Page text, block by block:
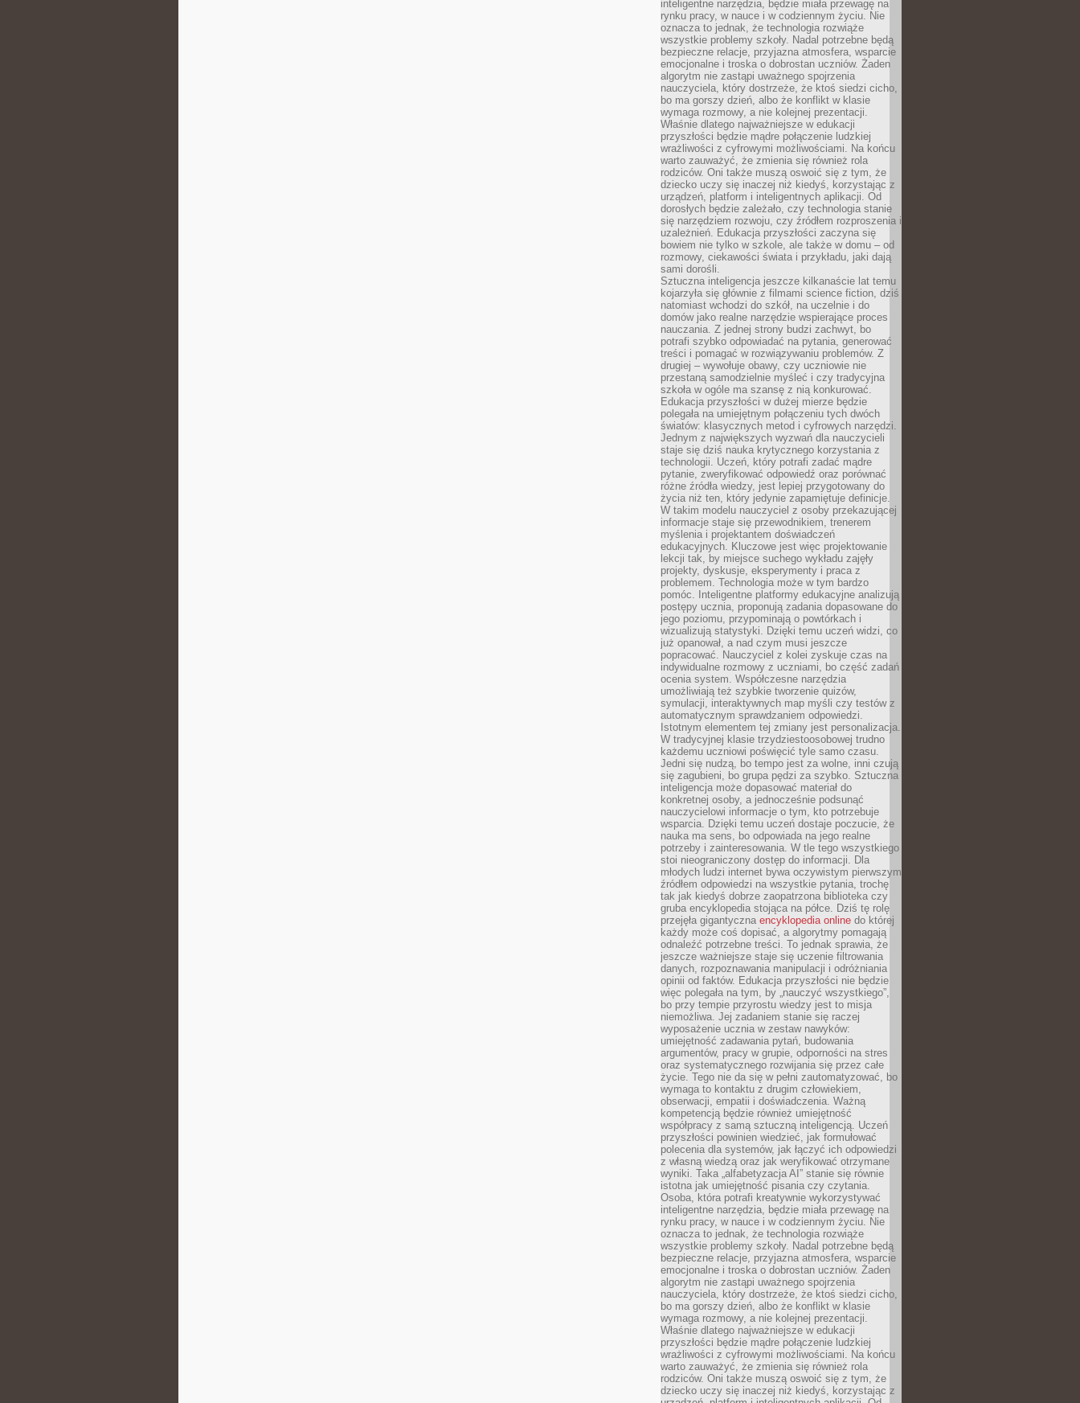
inteligentne narzędzia, będzie miała przewagę na
rynku pracy, w nauce i w codziennym życiu. Nie
oznacza to jednak, że technologia rozwiąże
wszystkie problemy szkoły. Nadal potrzebne będą
bezpieczne relacje, przyjazna atmosfera, wsparcie
emocjonalne i troska o dobrostan uczniów. Żaden
algorytm nie zastąpi uważnego spojrzenia
nauczyciela, który dostrzeże, że ktoś siedzi cicho,
bo ma gorszy dzień, albo że konflikt w klasie
wymaga rozmowy, a nie kolejnej prezentacji.
Właśnie dlatego najważniejsze w edukacji
przyszłości będzie mądre połączenie ludzkiej
wrażliwości z cyfrowymi możliwościami. Na końcu
warto zauważyć, że zmienia się również rola
rodziców. Oni także muszą oswoić się z tym, że
dziecko uczy się inaczej niż kiedyś, korzystając z
urządzeń, platform i inteligentnych aplikacji. Od
dorosłych będzie zależało, czy technologia stanie
się narzędziem rozwoju, czy źródłem rozproszenia i
uzależnień. Edukacja przyszłości zaczyna się
bowiem nie tylko w szkole, ale także w domu – od
rozmowy, ciekawości świata i przykładu, jaki dają
sami dorośli.
Sztuczna inteligencja jeszcze kilkanaście lat temu
kojarzyła się głównie z filmami science fiction, dziś
natomiast wchodzi do szkół, na uczelnie i do
domów jako realne narzędzie wspierające proces
nauczania. Z jednej strony budzi zachwyt, bo
potrafi szybko odpowiadać na pytania, generować
treści i pomagać w rozwiązywaniu problemów. Z
drugiej – wywołuje obawy, czy uczniowie nie
przestaną samodzielnie myśleć i czy tradycyjna
szkoła w ogóle ma szansę z nią konkurować.
Edukacja przyszłości w dużej mierze będzie
polegała na umiejętnym połączeniu tych dwóch
światów: klasycznych metod i cyfrowych narzędzi.
Jednym z największych wyzwań dla nauczycieli
staje się dziś nauka krytycznego korzystania z
technologii. Uczeń, który potrafi zadać mądre
pytanie, zweryfikować odpowiedź oraz porównać
różne źródła wiedzy, jest lepiej przygotowany do
życia niż ten, który jedynie zapamiętuje definicje.
W takim modelu nauczyciel z osoby przekazującej
informacje staje się przewodnikiem, trenerem
myślenia i projektantem doświadczeń
edukacyjnych. Kluczowe jest więc projektowanie
lekcji tak, by miejsce suchego wykładu zajęły
projekty, dyskusje, eksperymenty i praca z
problemem. Technologia może w tym bardzo
pomóc. Inteligentne platformy edukacyjne analizują
postępy ucznia, proponują zadania dopasowane do
jego poziomu, przypominają o powtórkach i
wizualizują statystyki. Dzięki temu uczeń widzi, co
już opanował, a nad czym musi jeszcze
popracować. Nauczyciel z kolei zyskuje czas na
indywidualne rozmowy z uczniami, bo część zadań
ocenia system. Współczesne narzędzia
umożliwiają też szybkie tworzenie quizów,
symulacji, interaktywnych map myśli czy testów z
automatycznym sprawdzaniem odpowiedzi.
Istotnym elementem tej zmiany jest personalizacja.
W tradycyjnej klasie trzydziestoosobowej trudno
każdemu uczniowi poświęcić tyle samo czasu.
Jedni się nudzą, bo tempo jest za wolne, inni czują
się zagubieni, bo grupa pędzi za szybko. Sztuczna
inteligencja może dopasować materiał do
konkretnej osoby, a jednocześnie podsunąć
nauczycielowi informacje o tym, kto potrzebuje
wsparcia. Dzięki temu uczeń dostaje poczucie, że
nauka ma sens, bo odpowiada na jego realne
potrzeby i zainteresowania. W tle tego wszystkiego
stoi nieograniczony dostęp do informacji. Dla
młodych ludzi internet bywa oczywistym pierwszym
źródłem odpowiedzi na wszystkie pytania, trochę
tak jak kiedyś dobrze zaopatrzona biblioteka czy
gruba encyklopedia stojąca na półce. Dziś tę rolę
przejęła gigantyczna encyklopedia online do której
każdy może coś dopisać, a algorytmy pomagają
odnaleźć potrzebne treści. To jednak sprawia, że
jeszcze ważniejsze staje się uczenie filtrowania
danych, rozpoznawania manipulacji i odróżniania
opinii od faktów. Edukacja przyszłości nie będzie
więc polegała na tym, by „nauczyć wszystkiego”,
bo przy tempie przyrostu wiedzy jest to misja
niemożliwa. Jej zadaniem stanie się raczej
wyposażenie ucznia w zestaw nawyków:
umiejętność zadawania pytań, budowania
argumentów, pracy w grupie, odporności na stres
oraz systematycznego rozwijania się przez całe
życie. Tego nie da się w pełni zautomatyzować, bo
wymaga to kontaktu z drugim człowiekiem,
obserwacji, empatii i doświadczenia. Ważną
kompetencją będzie również umiejętność
współpracy z samą sztuczną inteligencją. Uczeń
przyszłości powinien wiedzieć, jak formułować
polecenia dla systemów, jak łączyć ich odpowiedzi
z własną wiedzą oraz jak weryfikować otrzymane
wyniki. Taka „alfabetyzacja AI” stanie się równie
istotna jak umiejętność pisania czy czytania.
Osoba, która potrafi kreatywnie wykorzystywać
inteligentne narzędzia, będzie miała przewagę na
rynku pracy, w nauce i w codziennym życiu. Nie
oznacza to jednak, że technologia rozwiąże
wszystkie problemy szkoły. Nadal potrzebne będą
bezpieczne relacje, przyjazna atmosfera, wsparcie
emocjonalne i troska o dobrostan uczniów. Żaden
algorytm nie zastąpi uważnego spojrzenia
nauczyciela, który dostrzeże, że ktoś siedzi cicho,
bo ma gorszy dzień, albo że konflikt w klasie
wymaga rozmowy, a nie kolejnej prezentacji.
Właśnie dlatego najważniejsze w edukacji
przyszłości będzie mądre połączenie ludzkiej
wrażliwości z cyfrowymi możliwościami. Na końcu
warto zauważyć, że zmienia się również rola
rodziców. Oni także muszą oswoić się z tym, że
dziecko uczy się inaczej niż kiedyś, korzystając z